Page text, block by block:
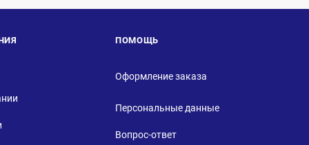
ПОМОЩЬ
Оформление заказа
Персональные данные
Вопрос-ответ